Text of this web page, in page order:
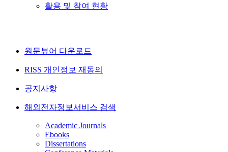
활용 및 참여 현황
원문뷰어 다운로드
RISS 개인정보 재동의
공지사항
해외전자정보서비스 검색
Academic Journals
Ebooks
Dissertations